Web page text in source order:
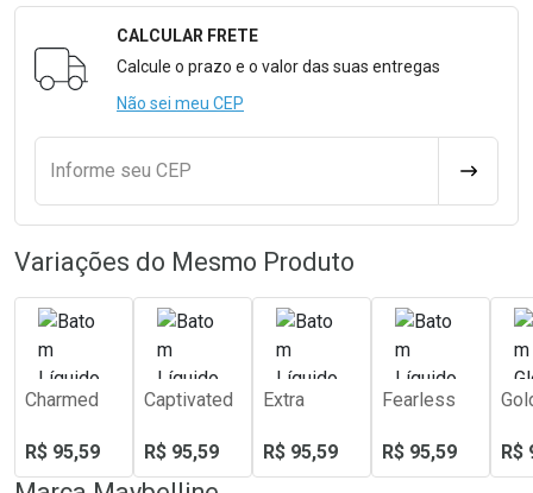
Formulário para Calcular o Frete
CALCULAR FRETE
Calcule o prazo e o valor das suas entregas
Não sei meu CEP
Informe seu CEP
Variações do Mesmo Produto
Charmed
R$ 95,59
Captivated
R$ 95,59
Extra
R$ 95,59
Fearless
R$ 95,59 R$